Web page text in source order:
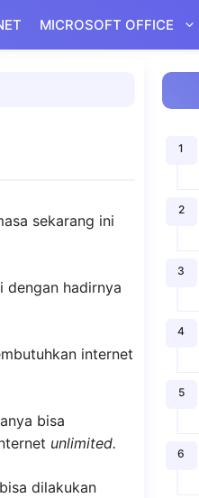
MICROSOFT OFFICE
sekarang ini
dengan hadirnya
internet
bisa
unlimited.
dilakukan